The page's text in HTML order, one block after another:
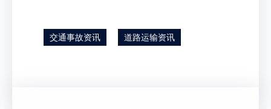
交通事故资讯 道路运输资讯